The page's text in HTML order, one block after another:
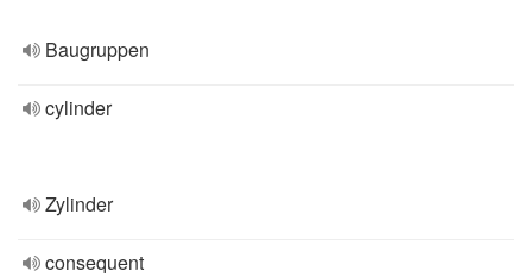
Baugruppen
cylinder
Zylinder
consequent